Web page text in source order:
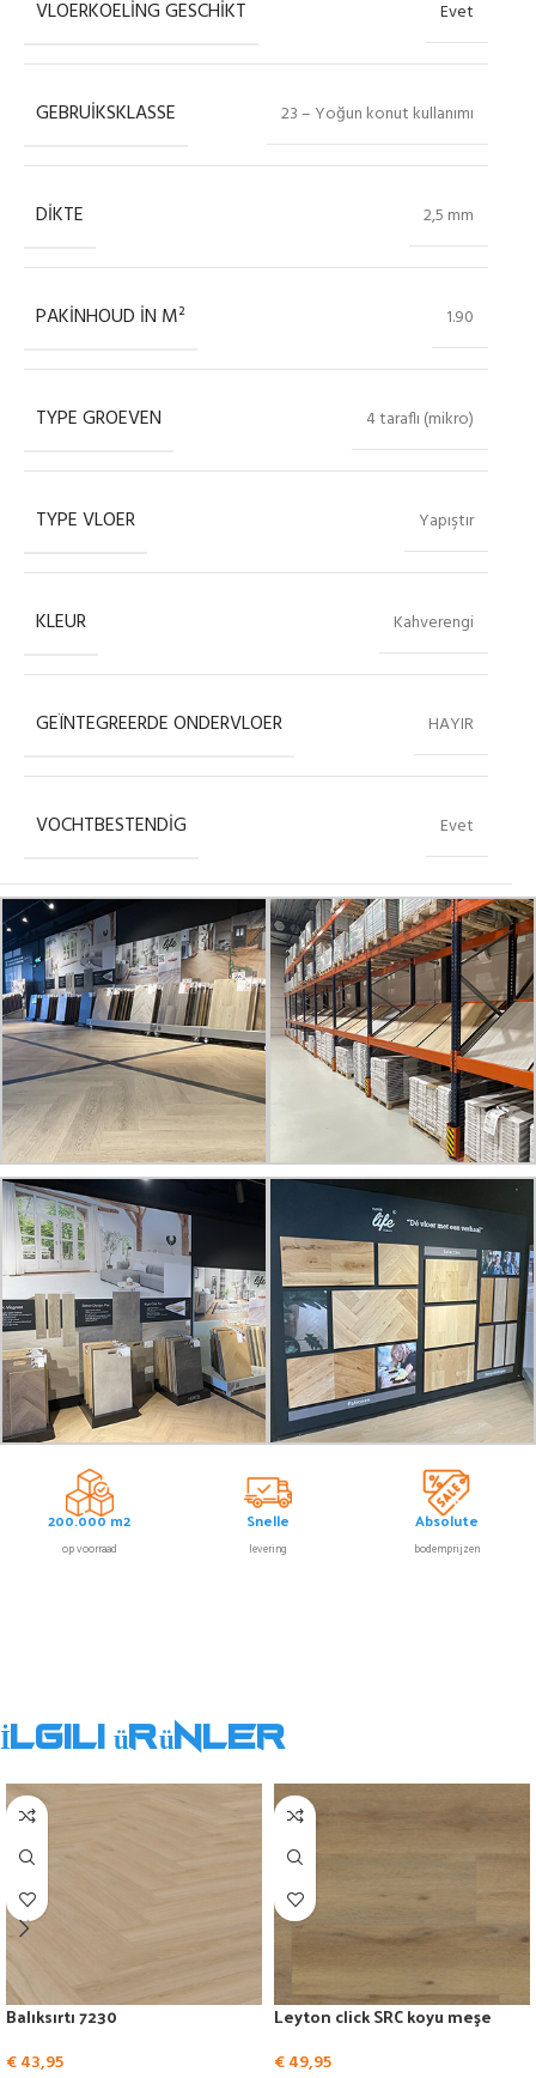
VLOERKOELING GESCHIKT Evet
GEBRUIKSKLASSE 23 – Yoğun konut kullanımı
DIKTE 2,5 mm
PAKINHOUD IN M² 1.90
TYPE GROEVEN 4 taraflı (mikro)
TYPE VLOER Yapıştır
KLEUR Kahverengi
GEÏNTEGREERDE ONDERVLOER HAYIR
VOCHTBESTENDIG Evet
200.000 m2
op voorraad
Snelle
levering
Absolute
bodemprijzen
İlgili ürünler
Balıksırtı 7230
€43,95
Leyton click SRC koyu meşe
€49,95